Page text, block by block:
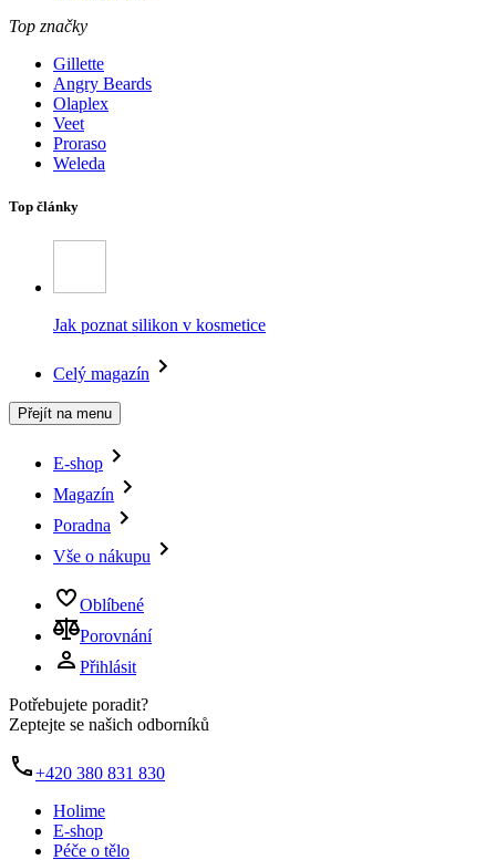
Top značky
Gillette
Angry Beards
Olaplex
Veet
Proraso
Weleda
Top články
Jak poznat silikon v kosmetice
Celý magazín
Přejít na menu
E-shop
Magazín
Poradna
Vše o nákupu
Oblíbené
Porovnání
Přihlásit
Potřebujete poradit?
Zeptejte se našich odborníků
+420 380 831 830
Holime
E-shop
Péče o tělo